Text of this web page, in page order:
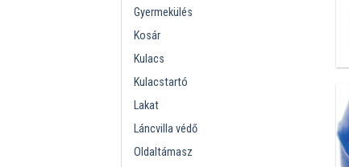
Gyermekülés
Kosár
Kulacs
Kulacstartó
Lakat
Láncvilla védő
Oldaltámasz